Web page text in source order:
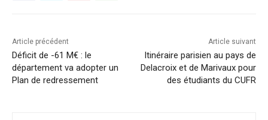
Article précédent
Déficit de -61 M€ : le
département va adopter un
Plan de redressement
Article suivant
Itinéraire parisien au pays de
Delacroix et de Marivaux pour
des étudiants du CUFR